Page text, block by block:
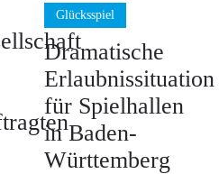
Glücksspiel
Dramatische
Erlaubnissituation
für Spielhallen
in Baden-
Württemberg